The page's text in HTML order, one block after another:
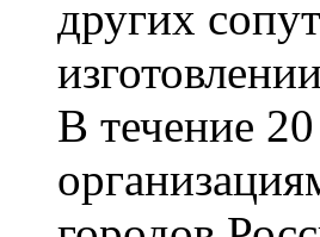
других
В течение